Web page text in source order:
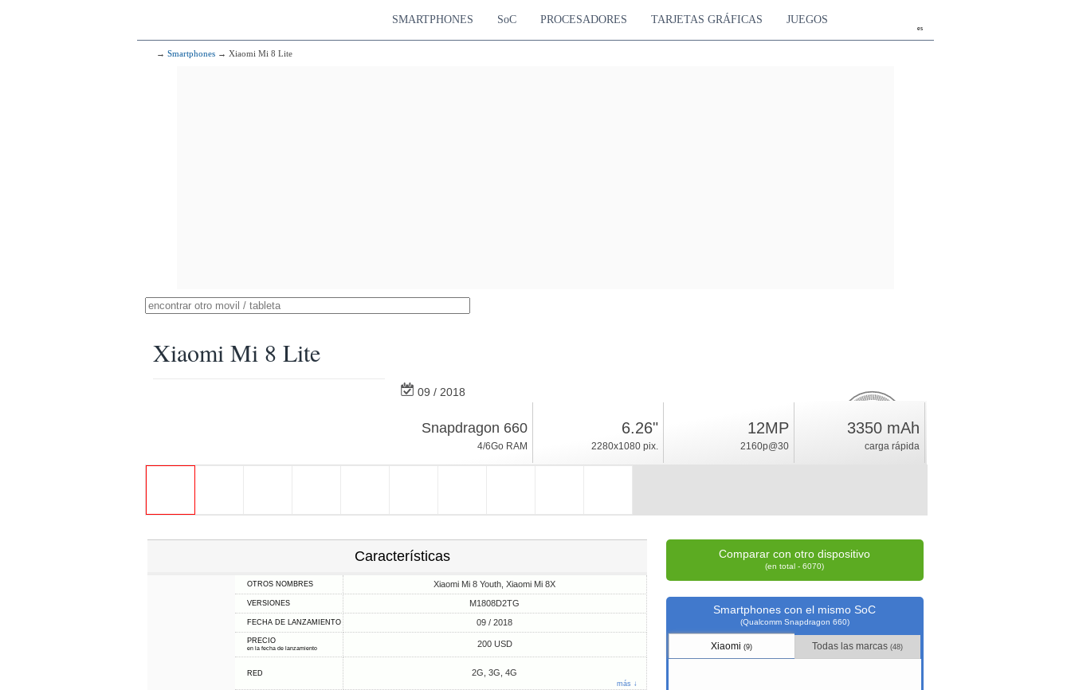
es
SMARTPHONES SoC PROCESADORES TARJETAS GRÁFICAS JUEGOS
→ Smartphones → Xiaomi Mi 8 Lite
Xiaomi Mi 8 Lite
09 / 2018
Android 8.1, MIUI 11
64/128Go ROM
7.1%
índice
Snapdragon 660
4/6Go RAM
6.26"
2280x1080 pix.
12MP
2160p@30
3350 mAh
carga rápida
Características
OTROS NOMBRES Xiaomi Mi 8 Youth, Xiaomi Mi 8X
VERSIONES M1808D2TG
FECHA DE LANZAMIENTO 09 / 2018
PRECIO
en la fecha de lanzamiento 200 USD
RED 2G, 3G, 4G
más ↓
Comparar con otro dispositivo
(en total - 6070)
Smartphones con el mismo SoC
(Qualcomm Snapdragon 660)
Xiaomi(9) Todas las marcas(48)